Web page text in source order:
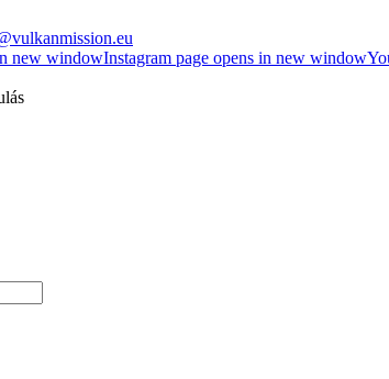
new windowInstagram page opens in new window